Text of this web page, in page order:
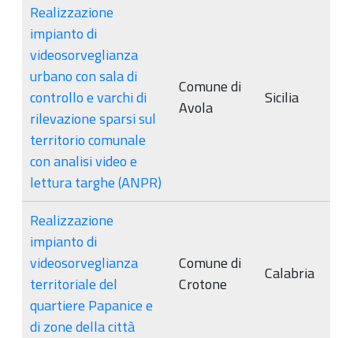
Realizzazione
impianto di
videosorveglianza
urbano con sala di
controllo e varchi di
rilevazione sparsi sul
territorio comunale
con analisi video e
lettura targhe (ANPR)
Comune di
Avola
Sicilia
Realizzazione
impianto di
videosorveglianza
territoriale del
quartiere Papanice e
di zone della città
Comune di
Crotone
Calabria